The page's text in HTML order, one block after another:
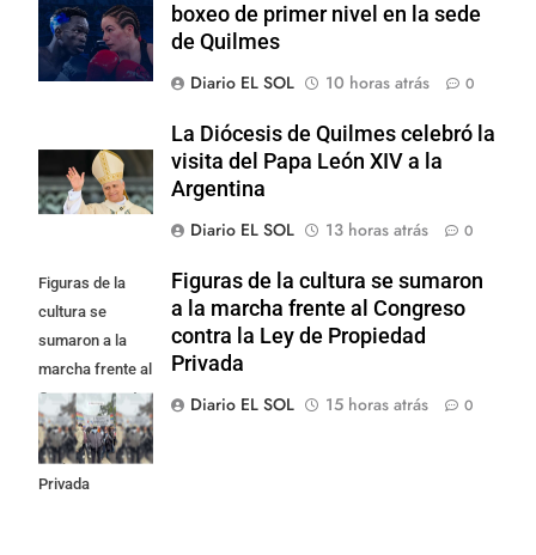
boxeo de primer nivel en la sede
de Quilmes
Diario EL SOL
10 horas atrás 0
La Diócesis de Quilmes celebró la
visita del Papa León XIV a la
Argentina
Diario EL SOL
13 horas atrás 0
Figuras de la
cultura se
sumaron a la
marcha frente al
Congreso contra
la Ley de
Propiedad
Privada
Figuras de la cultura se sumaron
a la marcha frente al Congreso
contra la Ley de Propiedad
Privada
Diario EL SOL
15 horas atrás 0